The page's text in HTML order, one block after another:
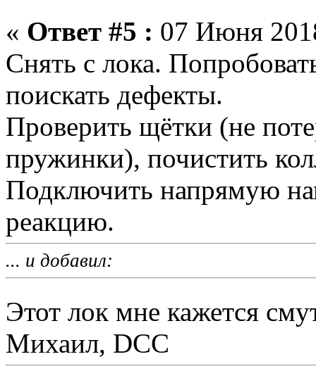
« Ответ #5 : 07 Июня
Снять с лока.
поискать дефекты.
Проверить щётки (не
пружинки), почистить
Подключить напрямую
реакцию.
... и добавил:
Этот лок мне кажется
Михаил, DCC